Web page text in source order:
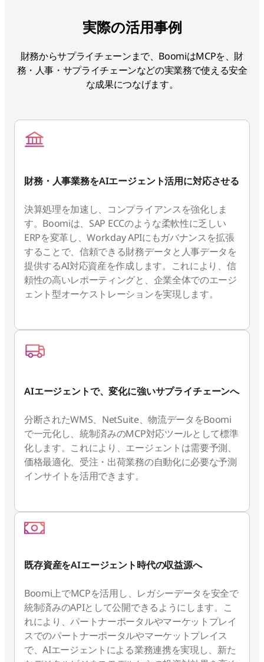
実際の活用事例
財務からサプライチェーンまで、BoomiはMCPを、財
務・人事・サプライチェーンなどの実業務で使える安全
な成果につなげます。
財務・人事業務をAIエージェント活用に対応させる
決算処理を加速し、コンプライアンスを強化しま
す。Boomiは、SAP ECCのような柔軟性に乏しい
ERPを変革し、Workday APIにもガバナンスを拡張
することで、信頼できる財務データと人事データを
提供するAI対応資産を作成します。これにより、信
頼性の高いレポーティングと、企業全体でのエージ
ェント型オーケストレーションを実現します。
AIエージェントで、変化に強いサプライチェーンへ
分断されたWMS、NetSuite、物流データをBoomi
で一元化し、統制済みのMCP対応ツールとして標準
化します。これにより、エージェントは需要予測、
価格最適化、受注・出荷業務の自動化に必要な予測
インサイトを活用できます。
既存資産をAIエージェント時代の収益源へ
Boomi上でMCPを活用し、レガシーデータを安全で
統制済みのAPIとして公開できるようにします。こ
れにより、パートナーポータルやマーケットプレイ
スでのパートナーポータルやマーケットプレイス
で、AIエージェントによる業務連携を実現し、新た